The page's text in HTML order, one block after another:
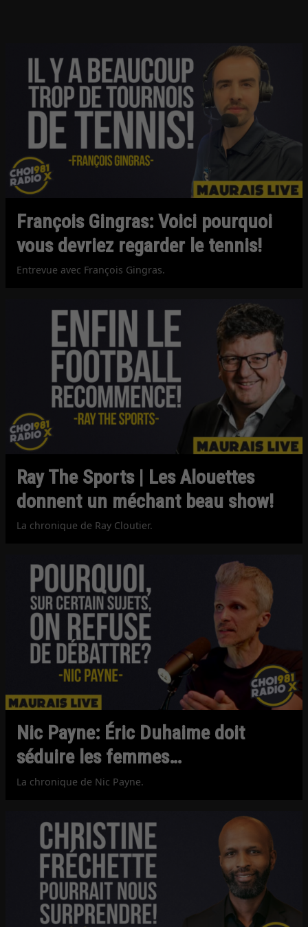
François Gingras: Voici pourquoi
vous devriez regarder le tennis!
Entrevue avec François Gingras.
Ray The Sports | Les Alouettes
donnent un méchant beau show!
La chronique de Ray Cloutier.
Nic Payne: Éric Duhaime doit
séduire les femmes…
La chronique de Nic Payne.